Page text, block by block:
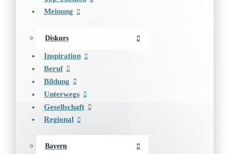
Meinung
Diskurs
Inspiration
Beruf
Bildung
Unterwegs
Gesellschaft
Regional
Bayern